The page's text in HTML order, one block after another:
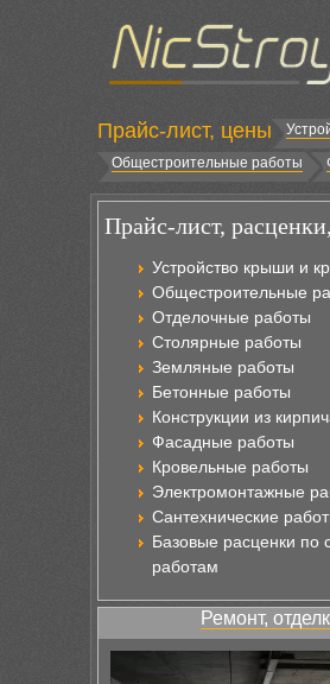
Прайс-лист, цены
Общестроительные работы
Прайс-лист,
Устройство крыши и
Общестроительные
Отделочные работы
Столярные работы
Земляные работы
Бетонные работы
Конструкции из
Фасадные работы
Кровельные работы
Электромонтажные
Сантехнические
Базовые расценки по
работам
Ремонт,